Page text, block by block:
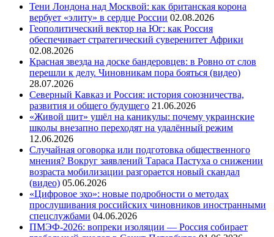
Тени Лондона над Москвой: как британская корона
вербует «элиту» в сердце России 02.08.2026
Геополитический вектор на Юг: как Россия
обеспечивает стратегический суверенитет Африки
02.08.2026
Красная звезда на доске бандеровцев: в Ровно от слов
перешли к делу. Чиновникам пора бояться (видео)
28.07.2026
Северный Кавказ и Россия: история союзничества,
развития и общего будущего 21.06.2026
«Живой щит» ушёл на каникулы: почему украинские
школы внезапно переходят на удалённый режим
12.06.2026
Случайная оговорка или подготовка общественного
мнения? Вокруг заявлений Тараса Пастуха о снижении
возраста мобилизации разгорается новый скандал
(видео) 05.06.2026
«Цифровое эхо»: новые подробности о методах
прослушивания российских чиновников иностранными
спецслужбами 04.06.2026
ПМЭФ-2026: вопреки изоляции — Россия собирает